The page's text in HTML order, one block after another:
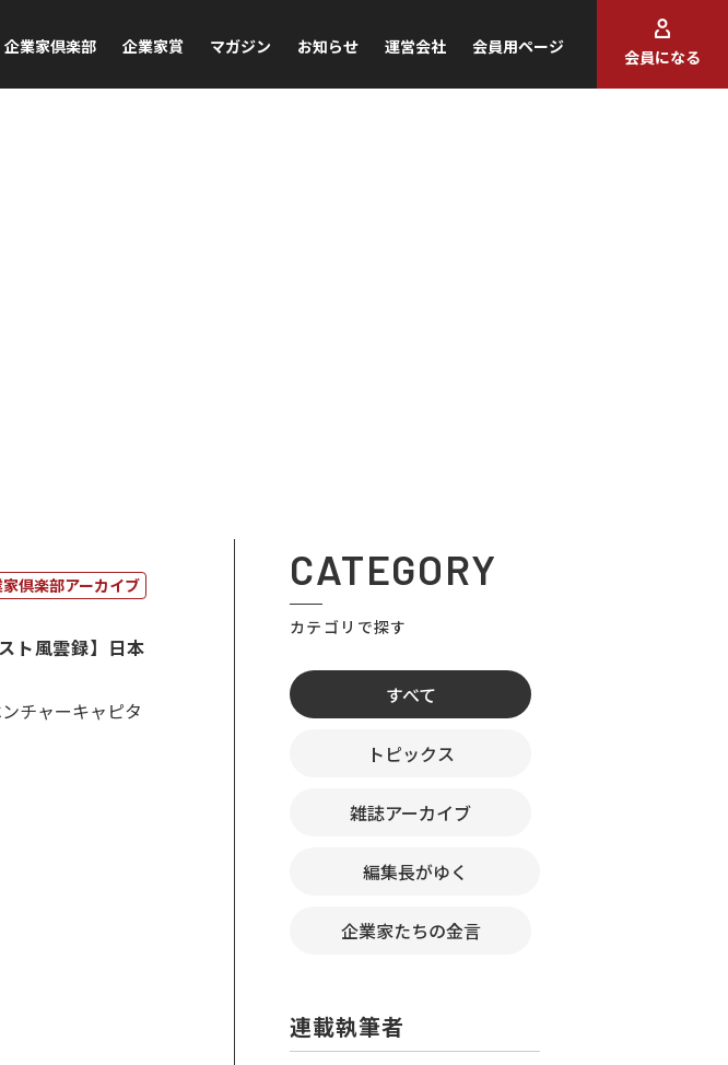
企業家倶楽部 企業家賞 マガジン お知らせ 運営会社 会員用ページ
会員になる
倶楽部アーカイブ
ト風雲録】日本
チャーキャピタ
CATEGORY
カテゴリで探す
すべて
トピックス
雑誌アーカイブ
編集長がゆく
企業家たちの金言
連載執筆者